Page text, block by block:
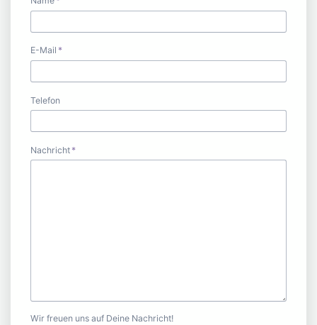
Pflichtfeld
E-Mail *
Telefon
Pflichtfeld
Nachricht *
Wir freuen uns auf Deine Nachricht!